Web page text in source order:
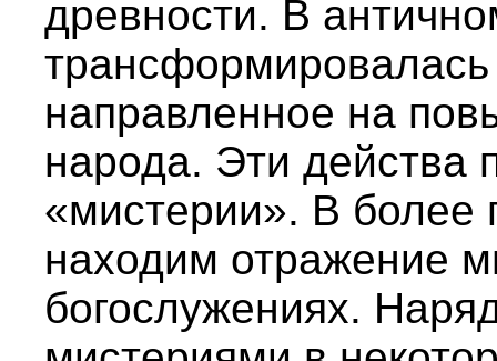
древности. В
направленное на
народа. Эти действа
«мистерии». В
находим отражение
богослужениях.